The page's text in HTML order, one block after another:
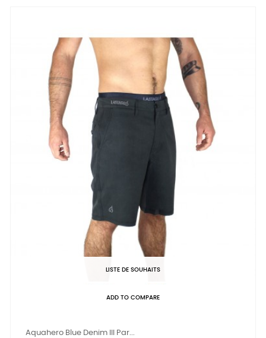
LISTE DE SOUHAITS
ADD TO COMPARE
Aquahero Blue Denim III Par...